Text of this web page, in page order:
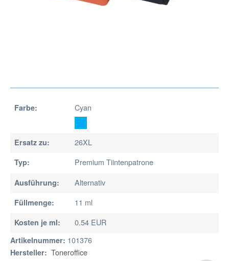
Farbe: Cyan
Ersatz zu: 26XL
Typ: Premium Tiintenpatrone
Ausführung: Alternativ
Füllmenge: 11 ml
Kosten je ml: 0.54 EUR
Artikelnummer: 101376
Hersteller: Toneroffice